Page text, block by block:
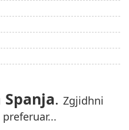
Spanja. Zgjidhni